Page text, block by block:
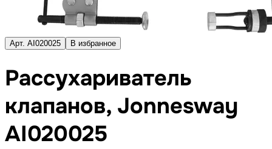
Арт. AI020025 В избранное
Рассухариватель
клапанов, Jonnesway
AI020025